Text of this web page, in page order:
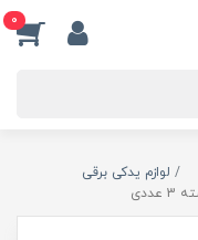
0
لوازم یدکی برقی